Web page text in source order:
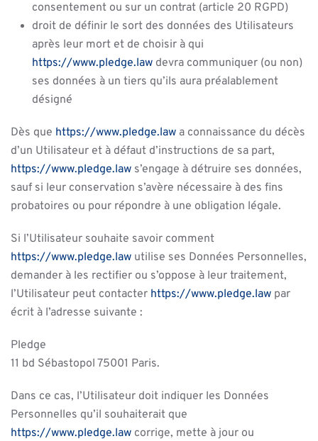
consentement ou sur un contrat (article 20 RGPD)
droit de définir le sort des données des Utilisateurs
après leur mort et de choisir à qui
https://www.pledge.law devra communiquer (ou non)
ses données à un tiers qu’ils aura préalablement
désigné
Dès que https://www.pledge.law a connaissance du décès
d’un Utilisateur et à défaut d’instructions de sa part,
https://www.pledge.law s’engage à détruire ses données,
sauf si leur conservation s’avère nécessaire à des fins
probatoires ou pour répondre à une obligation légale.
Si l’Utilisateur souhaite savoir comment
https://www.pledge.law utilise ses Données Personnelles,
demander à les rectifier ou s’oppose à leur traitement,
l’Utilisateur peut contacter https://www.pledge.law par
écrit à l’adresse suivante :
Pledge
11 bd Sébastopol 75001 Paris.
Dans ce cas, l’Utilisateur doit indiquer les Données
Personnelles qu’il souhaiterait que
https://www.pledge.law corrige, mette à jour ou